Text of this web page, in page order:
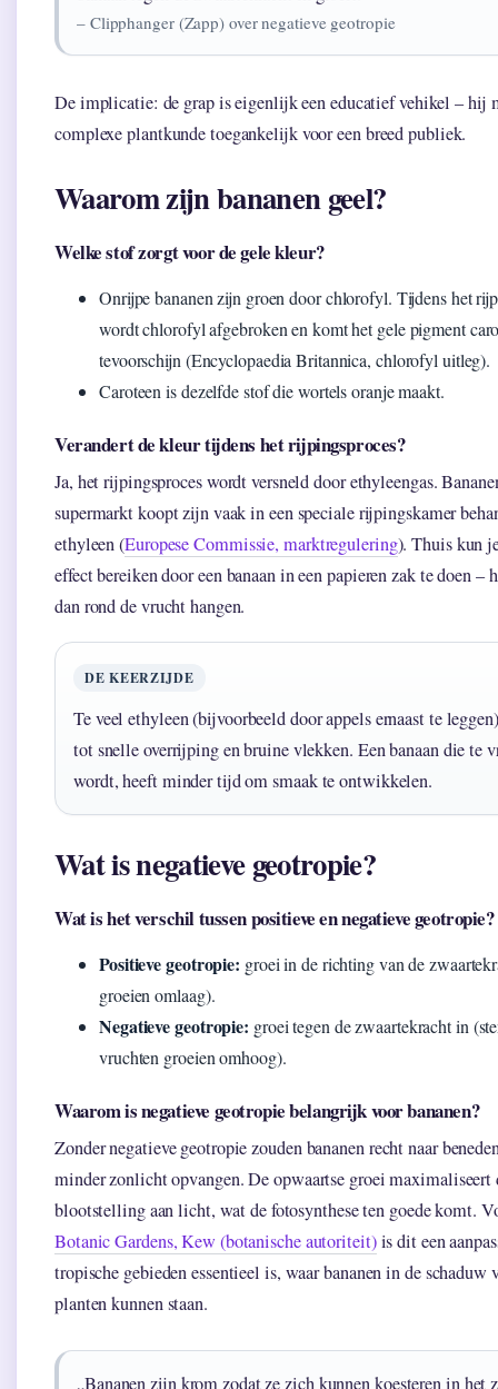
– Clipphanger (Zapp) over negatieve geotropie
De implicatie: de grap is eigenlijk een educatief vehikel – hij
complexe plantkunde toegankelijk voor een breed publiek.
Waarom zijn bananen geel?
Welke stof zorgt voor de gele kleur?
Onrijpe bananen zijn groen door chlorofyl. Tijdens het
wordt chlorofyl afgebroken en komt het gele pigment
tevoorschijn (Encyclopaedia Britannica, chlorofyl uitleg).
Caroteen is dezelfde stof die wortels oranje maakt.
Verandert de kleur tijdens het rijpingsproces?
Ja, het rijpingsproces wordt versneld door ethyleengas.
supermarkt koopt zijn vaak in een speciale rijpingskamer
ethyleen (Europese Commissie, marktregulering). Thuis kun
effect bereiken door een banaan in een papieren zak te doen –
dan rond de vrucht hangen.
DE KEERZIJDE
Te veel ethyleen (bijvoorbeeld door appels ernaast te
tot snelle overrijping en bruine vlekken. Een banaan die te
wordt, heeft minder tijd om smaak te ontwikkelen.
Wat is negatieve geotropie?
Wat is het verschil tussen positieve en negatieve geotropie?
Positieve geotropie: groei in de richting van de
groeien omlaag).
Negatieve geotropie: groei tegen de zwaartekracht in
vruchten groeien omhoog).
Waarom is negatieve geotropie belangrijk voor bananen?
Zonder negatieve geotropie zouden bananen recht naar
minder zonlicht opvangen. De opwaartse groei maximaliseert
blootstelling aan licht, wat de fotosynthese ten goede komt.
Botanic Gardens, Kew (botanische autoriteit)is dit een
tropische gebieden essentieel is, waar bananen in de schaduw
planten kunnen staan.
„Bananen zijn krom zodat ze zich kunnen koesteren in het